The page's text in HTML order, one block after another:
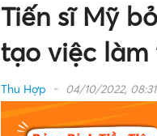
Tiến sĩ Mỹ
tạo việc làm
Thu Hợp 04/10/2022, 08:31